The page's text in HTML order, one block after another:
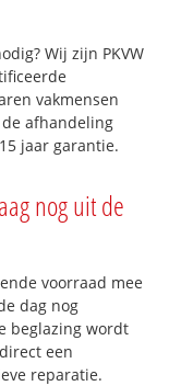
Wij zijn PKVW
vakmensen
afhandeling
jaar garantie.
nog uit de
voorraad mee
dag nog
beglazing wordt
een
reparatie.